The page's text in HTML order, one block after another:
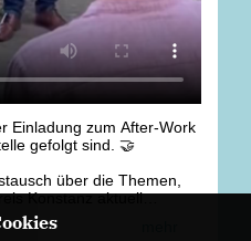
Einladung zum After-Work
gefolgt sind. 🤝
über die Themen,
Konstanz aktuell